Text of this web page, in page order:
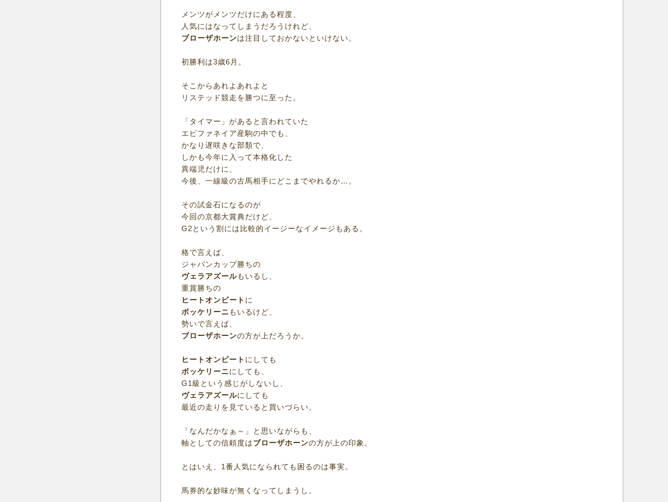
メンツがメンツだけにある程度、
人気にはなってしまうだろうけれど、
ブローザホーンは注目しておかないといけない。
初勝利は3歳6月。
そこからあれよあれよと
リステッド競走を勝つに至った。
「タイマー」があると言われていた
エピファネイア産駒の中でも、
かなり遅咲きな部類で、
しかも今年に入って本格化した
異端児だけに、
今後、一線級の古馬相手にどこまでやれるか…。
その試金石になるのが
今回の京都大賞典だけど、
G2という割には比較的イージーなイメージもある。
格で言えば、
ジャパンカップ勝ちの
ヴェラアズールもいるし、
重賞勝ちの
ヒートオンビート に
ボッケリーニ もいるけど、
勢いで言えば、
ブローザホーンの方が上だろうか。
ヒートオンビート にしても
ボッケリーニにしても、
G1級という感じがしないし、
ヴェラアズールにしても
最近の走りを見ていると買いづらい。
「なんだかなぁ～」と思いながらも、
軸としての信頼度はブローザホーンの方が上の印象。
とはいえ、1番人気になられても困るのは事実。
馬券的な妙味が無くなってしまうし。